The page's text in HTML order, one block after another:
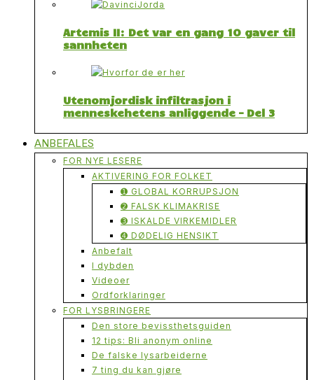
Artemis II: Det var en gang 10 gaver til
sannheten
Utenomjordisk infiltrasjon i
menneskehetens anliggende – Del 3
ANBEFALES
FOR NYE LESERE
AKTIVERING FOR FOLKET
➊ GLOBAL KORRUPSJON
➋ FALSK KLIMAKRISE
➌ ISKALDE VIRKEMIDLER
➍ DØDELIG HENSIKT
Anbefalt
I dybden
Videoer
Ordforklaringer
FOR LYSBRINGERE
Den store bevissthetsguiden
12 tips: Bli anonym online
De falske lysarbeiderne
7 ting du kan gjøre